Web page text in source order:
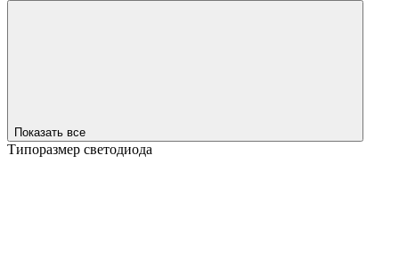
Показать все
Типоразмер светодиода